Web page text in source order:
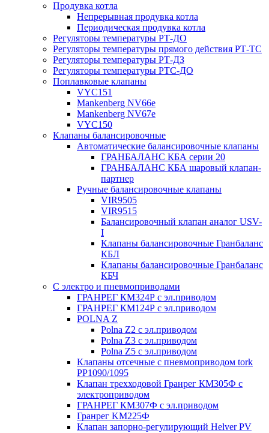
Продувка котла
Непрерывная продувка котла
Периодическая продувка котла
Регуляторы температуры РТ-ДО
Регуляторы температуры прямого действия РТ-ТС
Регуляторы температуры РТ-ДЗ
Регуляторы температуры РТС-ДО
Поплавковые клапаны
VYC151
Mankenberg NV66e
Mankenberg NV67e
VYC150
Клапаны балансировочные
Автоматические балансировочные клапаны
ГРАНБАЛАНС КБА серии 20
ГРАНБАЛАНС КБА шаровый клапан-
партнер
Ручные балансировочные клапаны
VIR9505
VIR9515
Балансировочный клапан аналог USV-
I
Клапаны балансировочные Гранбаланс
КБЛ
Клапаны балансировочные Гранбаланс
КБЧ
С электро и пневмоприводами
ГРАНРЕГ КМ324Р с эл.приводом
ГРАНРЕГ КМ124Р с эл.приводом
POLNA Z
Polna Z2 с эл.приводом
Polna Z3 с эл.приводом
Polna Z5 с эл.приводом
Клапаны отсечные с пневмоприводом tork
PP1090/1095
Клапан трехходовой Гранрег КМ305Ф с
электроприводом
ГРАНРЕГ КМ307Ф с эл.приводом
Гранрег KM225Ф
Клапан запорно-регулирующий Helver PV